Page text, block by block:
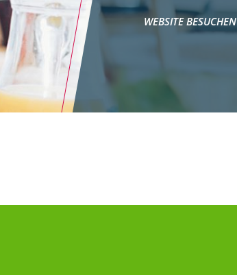
WEBSITE BESUCHEN